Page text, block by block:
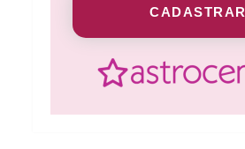
CADASTRAR